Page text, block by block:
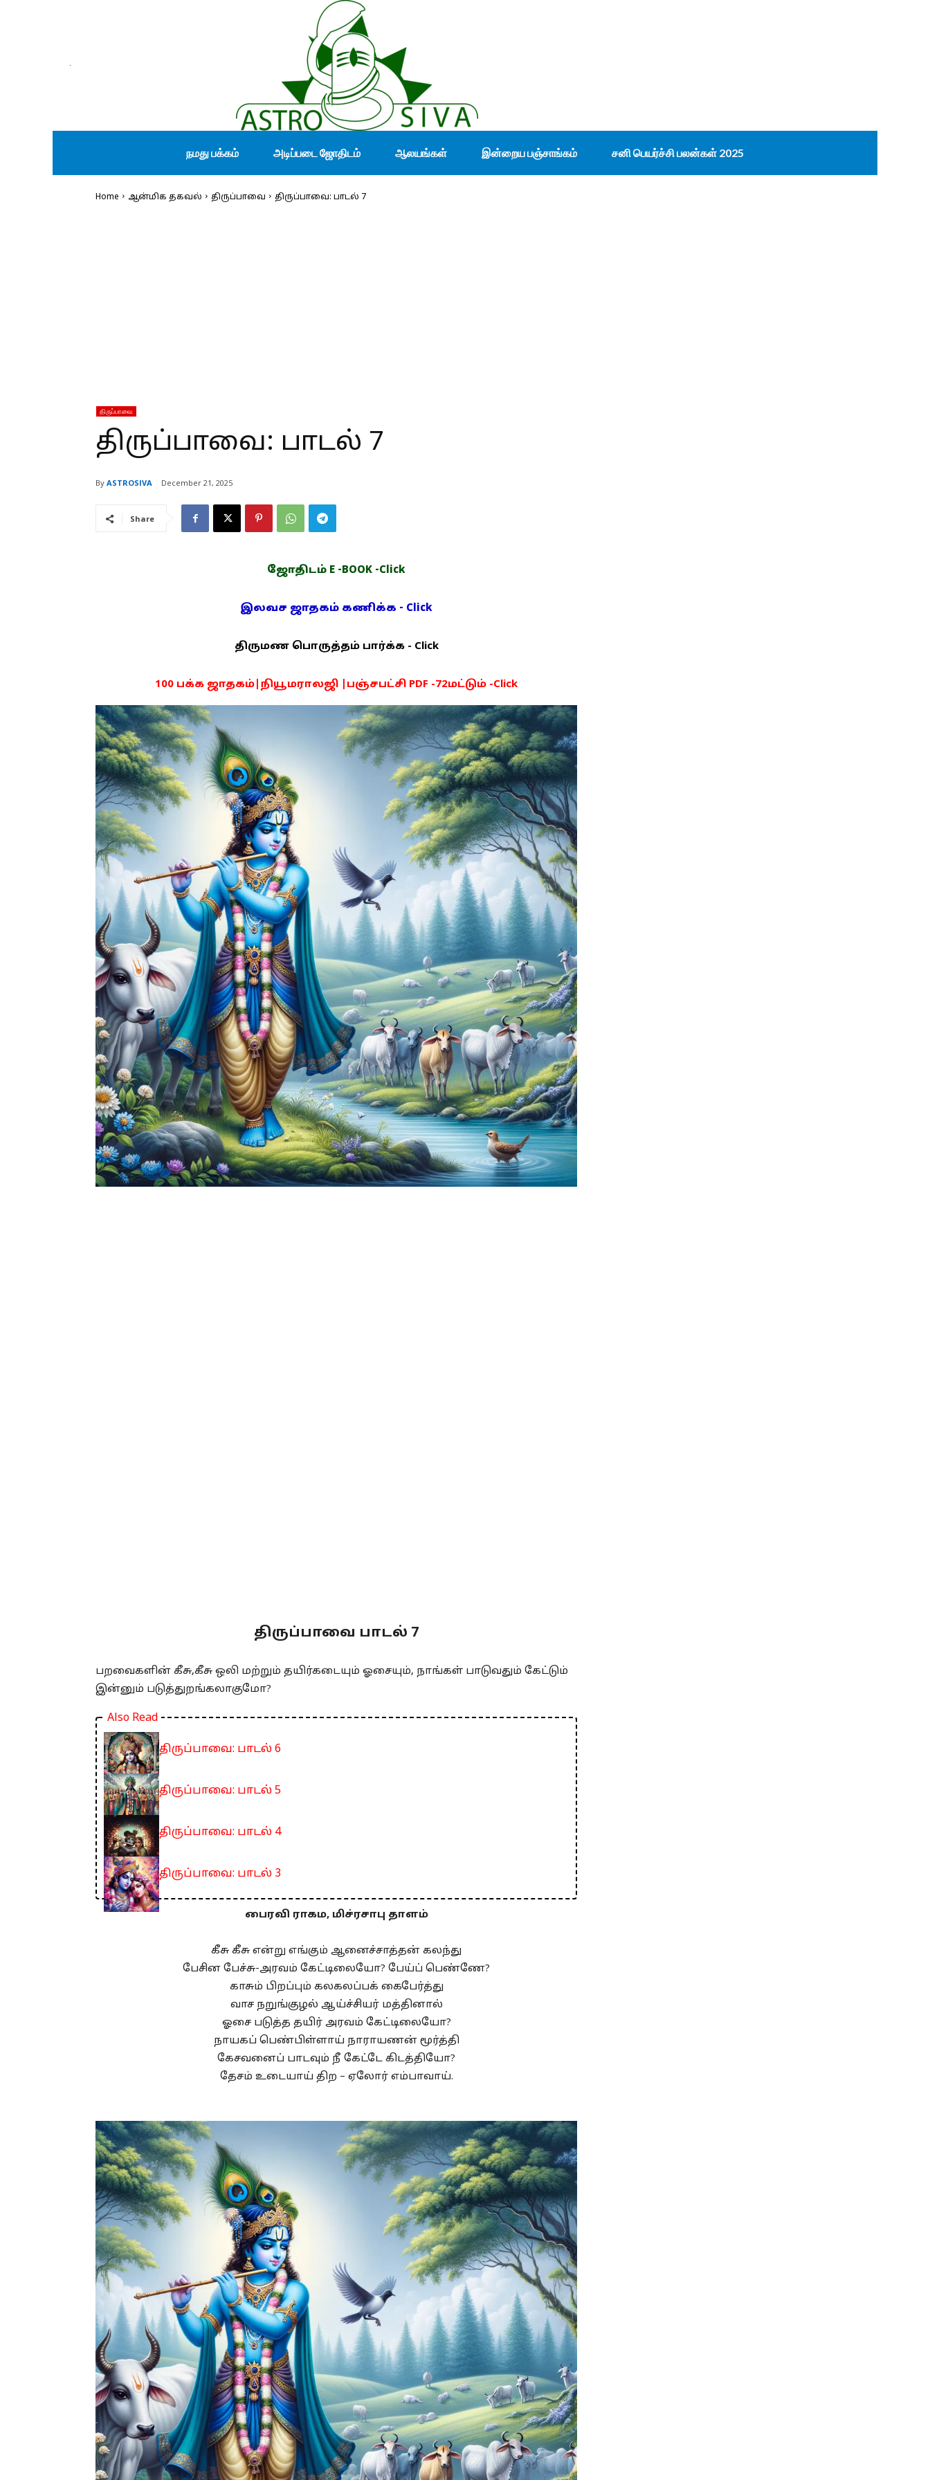
நமது பக்கம் அடிப்படை ஜோதிடம் ஆலயங்கள் இன்றைய பஞ்சாங்கம் சனி பெயர்ச்சி பலன்கள் 2025
Home ஆன்மிக தகவல் திருப்பாவை திருப்பாவை: பாடல் 7
திருப்பாவை
திருப்பாவை: பாடல் 7
By ASTROSIVA December 21, 2025
Share
ஜோதிடம் E -BOOK -Click
இலவச ஜாதகம் கணிக்க - Click
திருமண பொருத்தம் பார்க்க - Click
100 பக்க ஜாதகம்|நியூமராலஜி |பஞ்சபட்சி PDF -72மட்டும் -Click
திருப்பாவை பாடல் 7
பறவைகளின் கீசு,கீசு ஒலி மற்றும் தயிர்கடையும் ஓசையும், நாங்கள் பாடுவதும் கேட்டும்
இன்னும் படுத்துறங்கலாகுமோ?
Also Read
திருப்பாவை: பாடல் 6
திருப்பாவை: பாடல் 5
திருப்பாவை: பாடல் 4
திருப்பாவை: பாடல் 3
பைரவி ராகம, மிச்ரசாபு தாளம்
கீசு கீசு என்று எங்கும் ஆனைச்சாத்தன் கலந்து
பேசின பேச்சு-அரவம் கேட்டிலையோ? பேய்ப் பெண்ணே?
காசும் பிறப்பும் கலகலப்பக் கைபேர்த்து
வாச நறுங்குழல் ஆய்ச்சியர் மத்தினால்
ஓசை படுத்த தயிர் அரவம் கேட்டிலையோ?
நாயகப் பெண்பிள்ளாய் நாராயணன் மூர்த்தி
கேசவனைப் பாடவும் நீ கேட்டே கிடத்தியோ?
தேசம் உடையாய் திற – ஏலோர் எம்பாவாய்.